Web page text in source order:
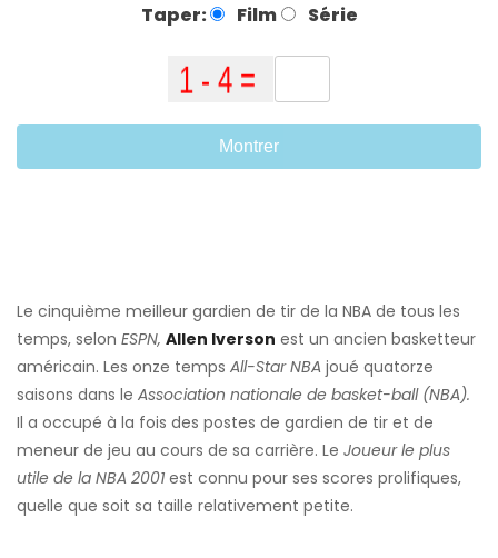
Taper: Film Série
Montrer
Le cinquième meilleur gardien de tir de la NBA de tous les
temps, selon ESPN, Allen Iverson est un ancien basketteur
américain. Les onze temps All-Star NBA joué quatorze
saisons dans le Association nationale de basket-ball (NBA).
Il a occupé à la fois des postes de gardien de tir et de
meneur de jeu au cours de sa carrière. Le Joueur le plus
utile de la NBA 2001 est connu pour ses scores prolifiques,
quelle que soit sa taille relativement petite.